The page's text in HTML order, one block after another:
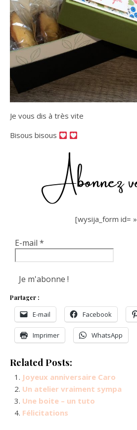
Je vous dis à très vite
Bisous bisous
Abonnez
[wysija_form id=
E-mail *
Partager :
E-mail Facebook
Imprimer WhatsApp
Related Posts:
Joyeux anniversaire Caro
Un atelier vraiment sympa
Une boite – un tuto
Félicitations